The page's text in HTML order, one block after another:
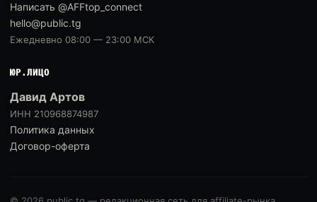
Написать @AFFtop_connect
hello@public.tg
Ежедневно 08:00 — 23:00 МСК
ЮР.ЛИЦО
Давид Артов
ИНН 210968874987
Политика данных
Договор-оферта